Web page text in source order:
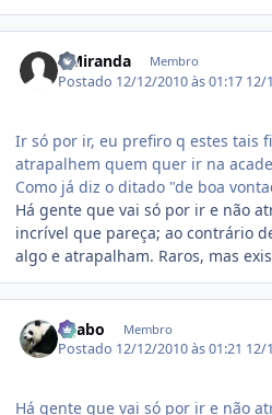
DMiranda Membro
Postado 12/12/2010 às 01:17 12/
Ir só por ir, eu prefiro q estes tais
atrapalhem quem quer ir na
Como já diz o ditado "de boa
Há gente que vai só por ir e não
incrível que pareça; ao contrário
algo e atrapalham. Raros, mas
ligabo Membro
Postado 12/12/2010 às 01:21 12/
Há gente que vai só por ir e não